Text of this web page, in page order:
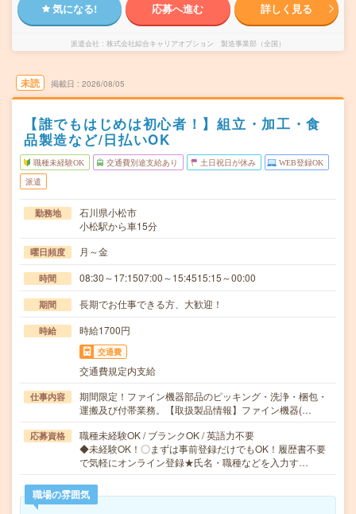
気になる! 応募へ進む 詳しく見る
派遣会社 株式会社綜合キャリアオプション 製造事業部（全国）
未読 掲載日 2026/08/05
【誰でもはじめは初心者！】組立・加工・食
品製造など/日払いOK
職種未経験OK 交通費別途支給あり 土日祝日が休み WEB登録OK
派遣
勤務地
石川県小松市
小松駅から車15分
曜日頻度 月～金
時間 08:30～17:1507:00～15:4515:15～00:00
期間 長期でお仕事できる方、大歓迎！
時給 時給1700円
交通費
交通費規定内支給
仕事内容
期間限定！ファイン機器部品のピッキング・洗浄・梱包・
運搬及び付帯業務。【取扱製品情報】ファイン機器(…
応募資格
職種未経験OK / ブランクOK / 英語力不要
◆未経験OK！〇まずは事前登録だけでもOK！履歴書不要
で気軽にオンライン登録★氏名・職種などを入力す…
職場の雰囲気